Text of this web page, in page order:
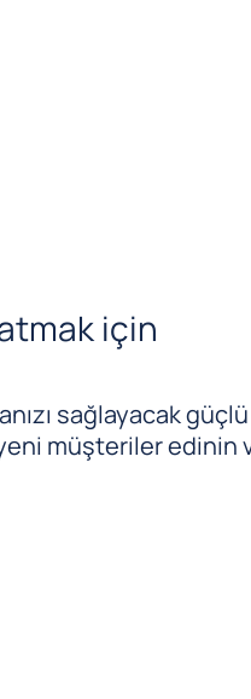
için
sağlayacak
müşteriler edinin ve